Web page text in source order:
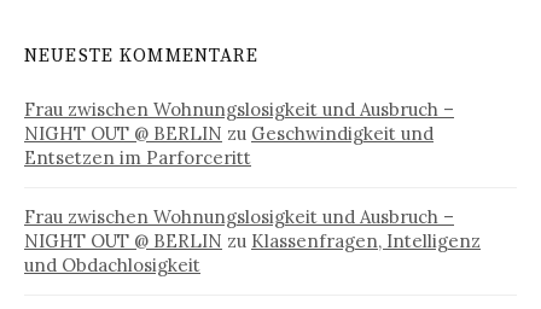
NEUESTE KOMMENTARE
Frau zwischen Wohnungslosigkeit und Ausbruch –
NIGHT OUT @ BERLIN zu Geschwindigkeit und
Entsetzen im Parforceritt
Frau zwischen Wohnungslosigkeit und Ausbruch –
NIGHT OUT @ BERLIN zu Klassenfragen, Intelligenz
und Obdachlosigkeit